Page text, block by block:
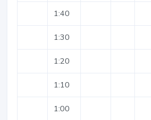
1:40
1:30
1:20
1:10
1:00